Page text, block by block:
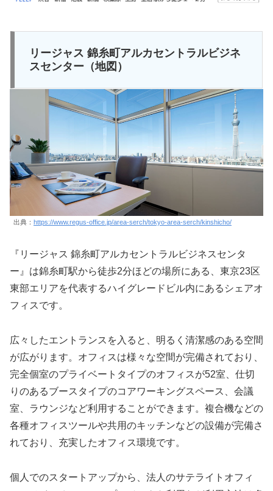
リージャス 錦糸町アルカセントラルビジネ
スセンター（地図）
出典： https://www.regus-office.jp/area-serch/tokyo-area-serch/kinshicho/
『リージャス 錦糸町アルカセントラルビジネスセンタ
ー』は錦糸町駅から徒歩2分ほどの場所にある、東京23区
東部エリアを代表するハイグレードビル内にあるシェアオ
フィスです。
広々したエントランスを入ると、明るく清潔感のある空間
が広がります。オフィスは様々な空間が完備されており、
完全個室のプライベートタイプのオフィスが52室、仕切
りのあるブースタイプのコアワーキングスペース、会議
室、ラウンジなど利用することができます。複合機などの
各種オフィスツールや共用のキッチンなどの設備が完備さ
れており、充実したオフィス環境です。
個人でのスタートアップから、法人のサテライトオフィ